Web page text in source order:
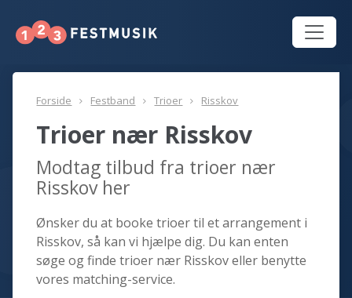
Forside Festband Trioer Risskov
Trioer nær Risskov
Modtag tilbud fra trioer nær
Risskov her
Ønsker du at booke trioer til et arrangement i
Risskov, så kan vi hjælpe dig. Du kan enten
søge og finde trioer nær Risskov eller benytte
vores matching-service.